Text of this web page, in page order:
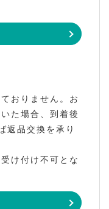
おりません。お
た場合、到着後
返品交換を承り
け付け不可とな